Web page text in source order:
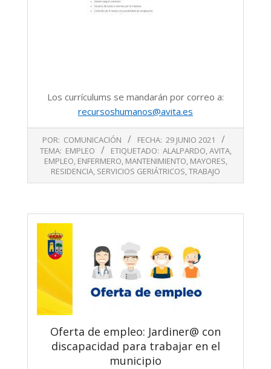
Los currículums se mandarán por correo a:
recursoshumanos@avita.es
06-
POR: COMUNICACIÓN FECHA: 29 JUNIO 2021
TEMA: EMPLEO ETIQUETADO: ALALPARDO,AVITA,
EMPLEO, ENFERMERO, MANTENIMIENTO, MAYORES,
RESIDENCIA, SERVICIOS GERIÁTRICOS,TRABAJO
Oferta de empleo: Jardiner@ con
discapacidad para trabajar en el
municipio